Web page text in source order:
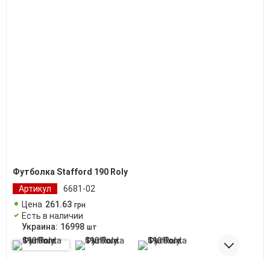
Футболка Stafford 190 Roly
Артикул
6681-02
Цена 261 .63 грн
Есть в наличии
Украина: 16998 шт